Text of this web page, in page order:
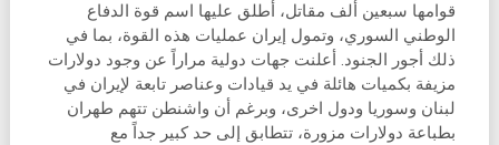
قوامها سبعين ألف مقاتل، أطلق عليها اسم قوة الدفاع
الوطني السوري، وتمول إيران عمليات هذه القوة، بما في
ذلك أجور الجنود. أعلنت جهات دولية مراراً عن وجود دولارات
مزيفة بكميات هائلة في يد قيادات وعناصر تابعة لإيران في
لبنان وسوريا ودول اخرى، وبرغم أن واشنطن تتهم طهران
بطباعة دولارات مزورة، تتطابق إلى حد كبير جداً مع